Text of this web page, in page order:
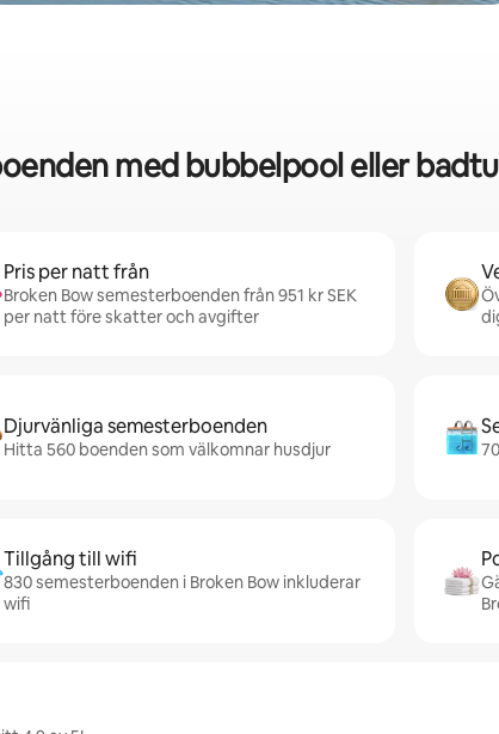
med bubbelpool eller
Pris per natt från
Broken Bow semesterboenden från 951 kr SEK
per natt före skatter och avgifter
Djurvänliga semesterboenden
Hitta 560 boenden som välkomnar husdjur
Tillgång till wifi
830 semesterboenden i Broken Bow inkluderar
wifi